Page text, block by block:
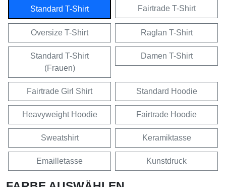
Standard T-Shirt Fairtrade T-Shirt
Oversize T-Shirt Raglan T-Shirt
Standard T-Shirt
(Frauen)
Damen T-Shirt
Fairtrade Girl Shirt Standard Hoodie
Heavyweight Hoodie Fairtrade Hoodie
Sweatshirt Keramiktasse
Emailletasse Kunstdruck